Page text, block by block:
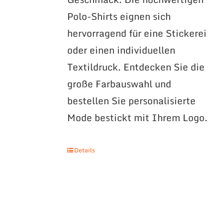
Polo-Shirts eignen sich
hervorragend für eine Stickerei
oder einen individuellen
Textildruck. Entdecken Sie die
große Farbauswahl und
bestellen Sie personalisierte
Mode bestickt mit Ihrem Logo.
Details